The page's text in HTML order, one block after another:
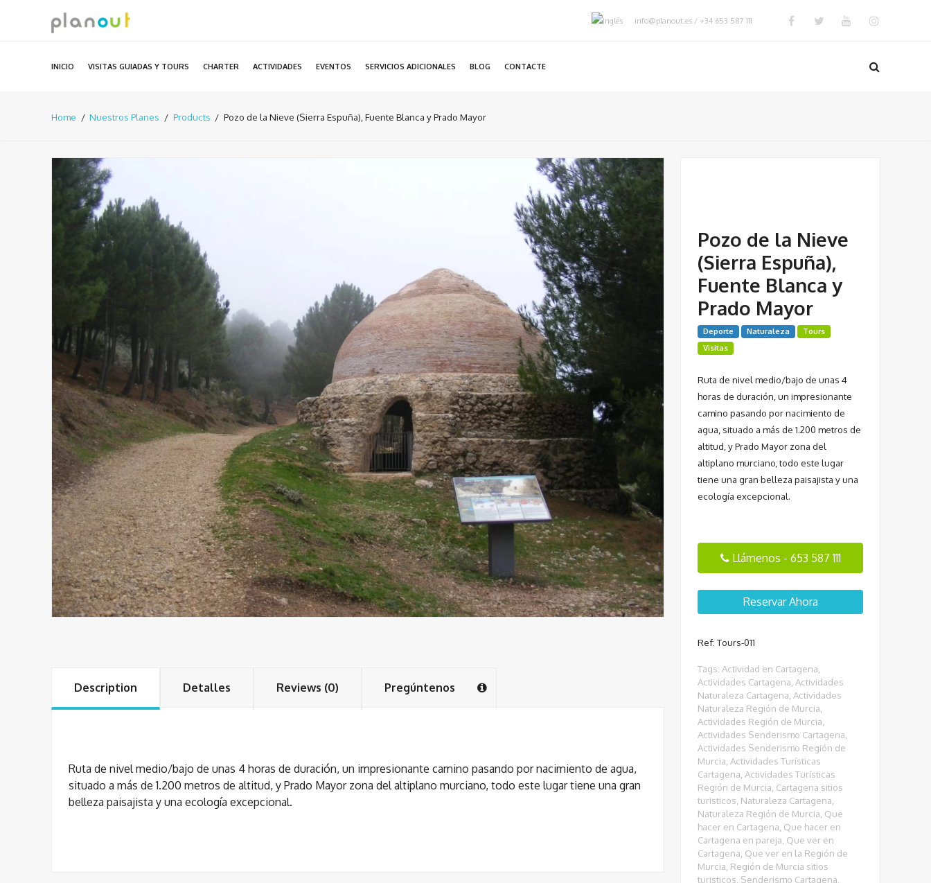
info@planout.es / +34 653 587 111
INICIO VISITAS GUIADAS Y TOURS CHARTER ACTIVIDADES EVENTOS SERVICIOS ADICIONALES BLOG CONTACTE
Home Nuestros Planes Products Pozo de la Nieve (Sierra Espuña), Fuente Blanca y Prado Mayor
Description Detalles Reviews (0) Pregúntenos
Ruta de nivel medio/bajo de unas 4 horas de duración, un impresionante camino pasando por nacimiento de agua,
situado a más de 1.200 metros de altitud, y Prado Mayor zona del altiplano murciano, todo este lugar tiene una gran
belleza paisajista y una ecología excepcional.
Pozo de la Nieve
(Sierra Espuña),
Fuente Blanca y
Prado Mayor
Deporte Naturaleza
Tours
Visitas
Ruta de nivel medio/bajo de unas 4
horas de duración, un impresionante
camino pasando por nacimiento de
agua, situado a más de 1.200 metros de
altitud, y Prado Mayor zona del
altiplano murciano, todo este lugar
tiene una gran belleza paisajista y una
ecología excepcional.
Llámenos - 653 587 111
Reservar Ahora
Ref: Tours-011
Tags:Actividad en Cartagena
Actividades Cartagena ,Actividades
Naturaleza Cartagena ,Actividades
Naturaleza Región de Murcia
Actividades Región de Murcia
Actividades Senderismo Cartagena
Actividades Senderismo Región de
Murcia ,Actividades Turísticas
Cartagena ,Actividades Turísticas
Región de Murcia Cartagena sitios
turisticos Naturaleza Cartagena
Naturaleza Región de Murcia Que
hacer en Cartagena Que hacer en
Cartagena en pareja Que ver en
Cartagena Que ver en la Región de
Murcia Región de Murcia sitios
turisticos Senderismo Cartagena